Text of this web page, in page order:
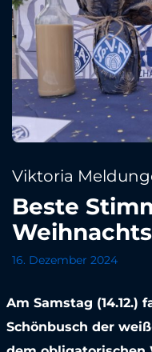
Viktoria
Beste
16. Dezember 2024
Am Samstag (14.12.)
Schönbusch der